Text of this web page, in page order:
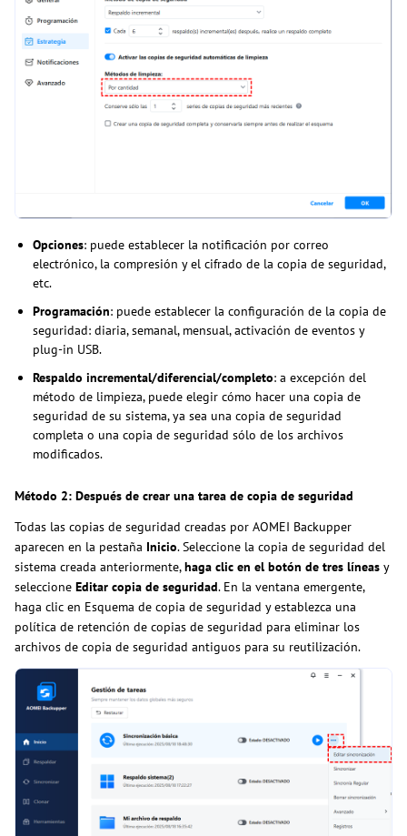
Opciones: puede establecer la notificación por correo
electrónico, la compresión y el cifrado de la copia de seguridad,
etc.
Programación: puede establecer la configuración de la copia de
seguridad: diaria, semanal, mensual, activación de eventos y
plug-in USB.
Respaldo incremental/diferencial/completo: a excepción del
método de limpieza, puede elegir cómo hacer una copia de
seguridad de su sistema, ya sea una copia de seguridad
completa o una copia de seguridad sólo de los archivos
modificados.
Método 2: Después de crear una tarea de copia de seguridad
Todas las copias de seguridad creadas por AOMEI Backupper
aparecen en la pestaña Inicio. Seleccione la copia de seguridad del
sistema creada anteriormente,haga clic en el botón de tres líneas y
seleccione Editar copia de seguridad. En la ventana emergente,
haga clic en Esquema de copia de seguridad y establezca una
política de retención de copias de seguridad para eliminar los
archivos de copia de seguridad antiguos para su reutilización.